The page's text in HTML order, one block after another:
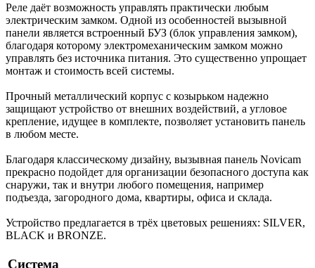
Реле даёт возможность управлять практически любым
электрическим замком. Одной из особенностей вызывной
панели является встроенный БУЗ (блок управления замком),
благодаря которому электромеханическим замком можно
управлять без источника питания. Это существенно упрощает
монтаж и стоимость всей системы.
Прочный металлический корпус с козырьком надежно
защищают устройство от внешних воздействий, а угловое
крепление, идущее в комплекте, позволяет установить панель
в любом месте.
Благодаря классическому дизайну, вызывная панель Novicam
прекрасно подойдет для организации безопасного доступа как
снаружи, так и внутри любого помещения, например
подъезда, загородного дома, квартиры, офиса и склада.
Устройство предлагается в трёх цветовых решениях: SILVER,
BLACK и BRONZE.
Система